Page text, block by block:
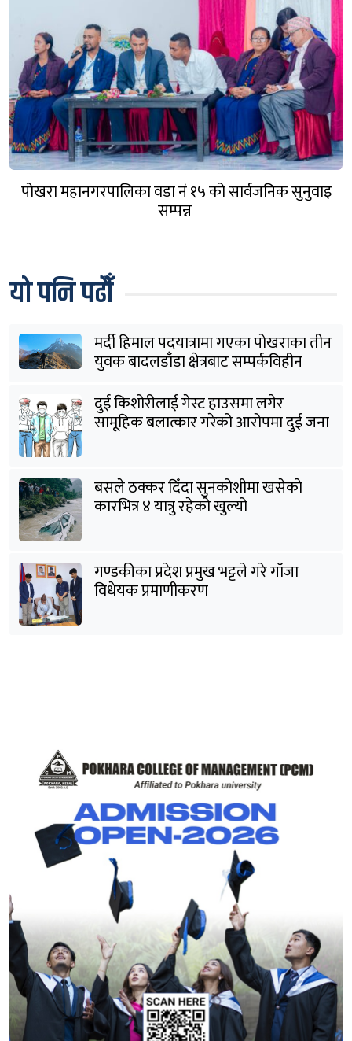
पोखरा महानगरपालिका वडा नं १५ को सार्वजनिक सुनुवाइ
सम्पन्न
यो पनि पढौँ
मर्दी हिमाल पदयात्रामा गएका पोखराका तीन
युवक बादलडाँडा क्षेत्रबाट सम्पर्कविहीन
दुई किशोरीलाई गेस्ट हाउसमा लगेर
सामूहिक बलात्कार गरेको आरोपमा दुई जना
बसले ठक्कर दिँदा सुनकोशीमा खसेकाे
कारभित्र ४ यात्रु रहेको खुल्यो
गण्डकीका प्रदेश प्रमुख भट्टले गरे गाँजा
विधेयक प्रमाणीकरण